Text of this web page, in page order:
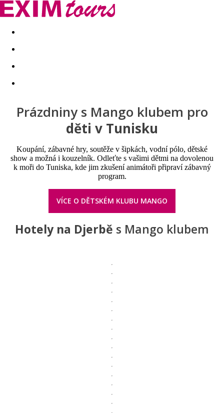
Akční nabídky Last minute
Prázdniny s Mango klubem pro
děti v Tunisku
Koupání, zábavné hry, soutěže v šipkách, vodní pólo, dětské
show a možná i kouzelník. Odleťte s vašimi dětmi na dovolenou
k moři do Tuniska, kde jim zkušení animátoři připraví zábavný
program.
VÍCE O DĚTSKÉM KLUBU MANGO
Hotely na Djerbě s Mango klubem